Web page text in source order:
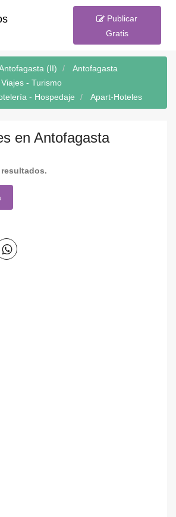
Publicar
Gratis
(II)
Antofagasta
Viajes - Turismo
- Hospedaje
Apart-Hoteles
en Antofagasta